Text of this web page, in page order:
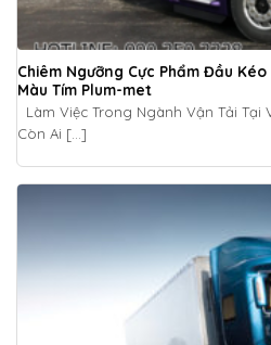
Chiêm Ngưỡng Cực Phẩm Đầu
Màu Tím Plum-met
Làm Việc Trong Ngành Vận Tải Tại
Còn Ai [...]